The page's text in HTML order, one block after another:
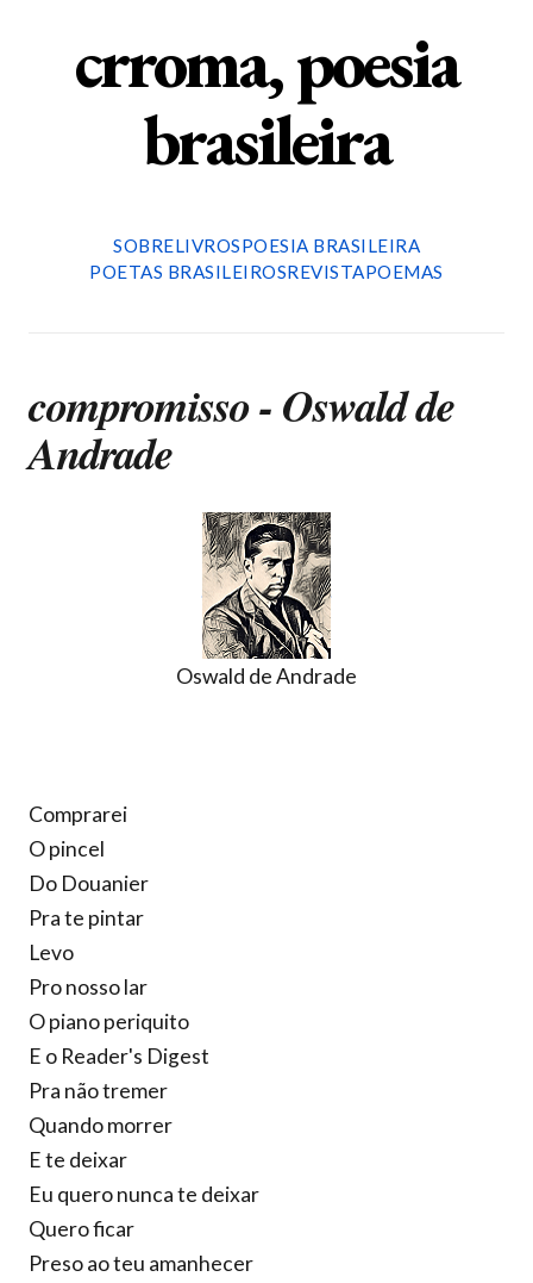
crroma, poesia
brasileira
SOBRELIVROSPOESIA BRASILEIRA
POETAS BRASILEIROSREVISTAPOEMAS
compromisso - Oswald de
Andrade
Oswald de Andrade
Comprarei
O pincel
Do Douanier
Pra te pintar
Levo
Pro nosso lar
O piano periquito
E o Reader's Digest
Pra não tremer
Quando morrer
E te deixar
Eu quero nunca te deixar
Quero ficar
Preso ao teu amanhecer